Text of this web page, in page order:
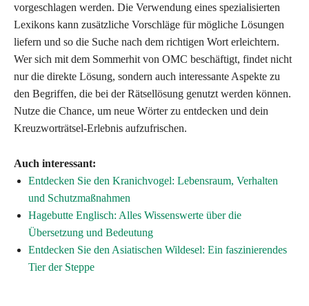
vorgeschlagen werden. Die Verwendung eines spezialisierten
Lexikons kann zusätzliche Vorschläge für mögliche Lösungen
liefern und so die Suche nach dem richtigen Wort erleichtern.
Wer sich mit dem Sommerhit von OMC beschäftigt, findet nicht
nur die direkte Lösung, sondern auch interessante Aspekte zu
den Begriffen, die bei der Rätsellösung genutzt werden können.
Nutze die Chance, um neue Wörter zu entdecken und dein
Kreuzworträtsel-Erlebnis aufzufrischen.
Auch interessant:
Entdecken Sie den Kranichvogel: Lebensraum, Verhalten
und Schutzmaßnahmen
Hagebutte Englisch: Alles Wissenswerte über die
Übersetzung und Bedeutung
Entdecken Sie den Asiatischen Wildesel: Ein faszinierendes
Tier der Steppe